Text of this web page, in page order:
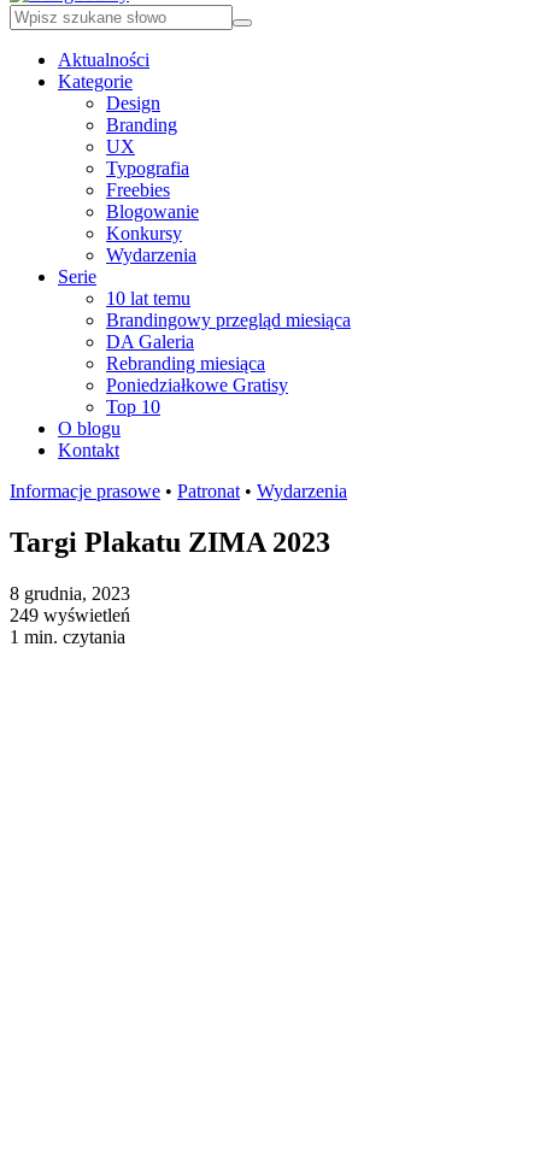
Aktualności
Kategorie
Design
Branding
UX
Typografia
Freebies
Blogowanie
Konkursy
Wydarzenia
Serie
10 lat temu
Brandingowy przegląd miesiąca
DA Galeria
Rebranding miesiąca
Poniedziałkowe Gratisy
Top 10
O blogu
Kontakt
Informacje prasowe • Patronat • Wydarzenia
Targi Plakatu ZIMA 2023
8 grudnia, 2023
249 wyświetleń
1 min. czytania